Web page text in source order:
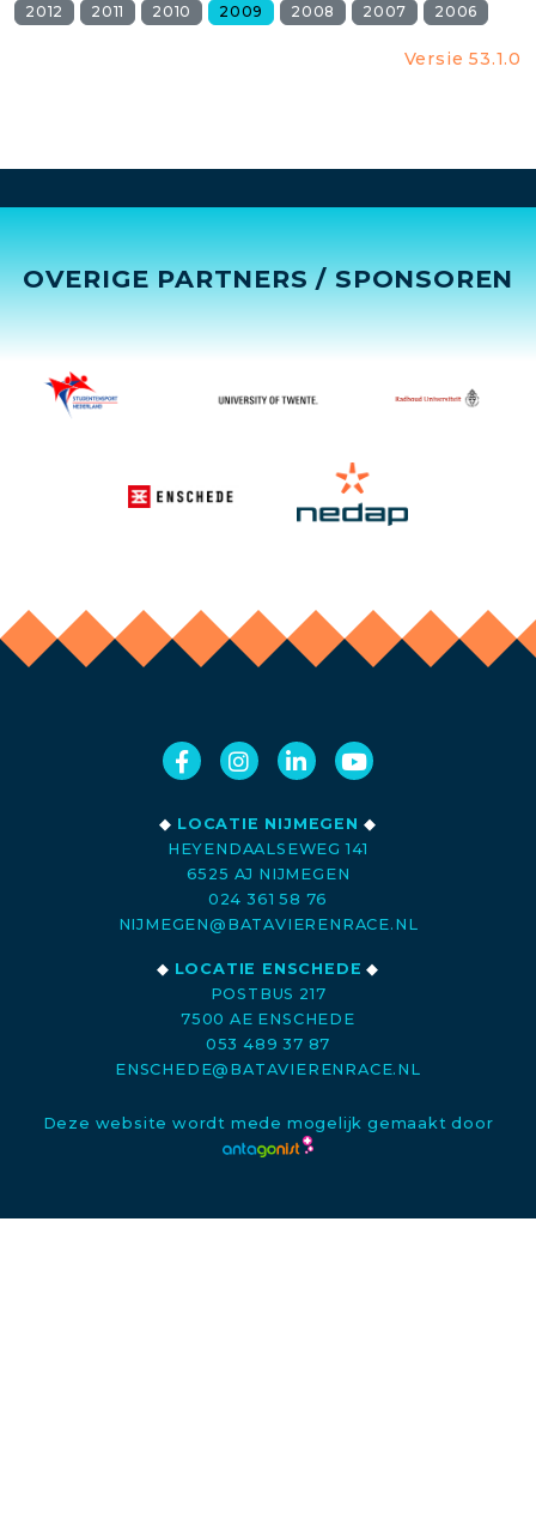
2012
2011 2010 2009 2008 2007 2006
Versie 53.1.0
OVERIGE PARTNERS / SPONSOREN
◆ LOCATIE NIJMEGEN ◆
HEYENDAALSEWEG 141
6525 AJ NIJMEGEN
024 361 58 76
NIJMEGEN@BATAVIERENRACE.NL
◆ LOCATIE ENSCHEDE ◆
POSTBUS 217
7500 AE ENSCHEDE
053 489 37 87
ENSCHEDE@BATAVIERENRACE.NL
Deze website wordt mede mogelijk gemaakt door